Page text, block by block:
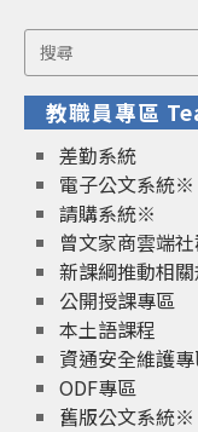
Search
for:
教職員專區
差勤系統
電子公文系統※
請購系統※
曾文家商雲端
新課綱推動相
公開授課專區
本土語課程
資通安全維護
ODF專區
舊版公文系統※